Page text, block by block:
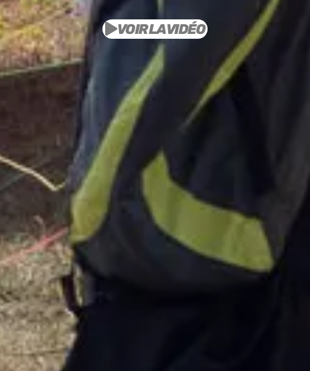
VOIR LA VIDÉO